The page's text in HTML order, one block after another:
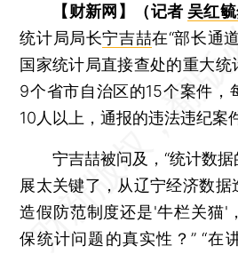
【财新网】（记者吴红
统计局局长宁吉喆在“部长通
国家统计局直接查处的重大统
9个省市自治区的15个案件，
10人以上，通报的违法违纪案
宁吉喆被问及，“统计数据
展太关键了，从辽宁经济数
造假防范制度还是'牛栏关猫'
保统计问题的真实性？” “在